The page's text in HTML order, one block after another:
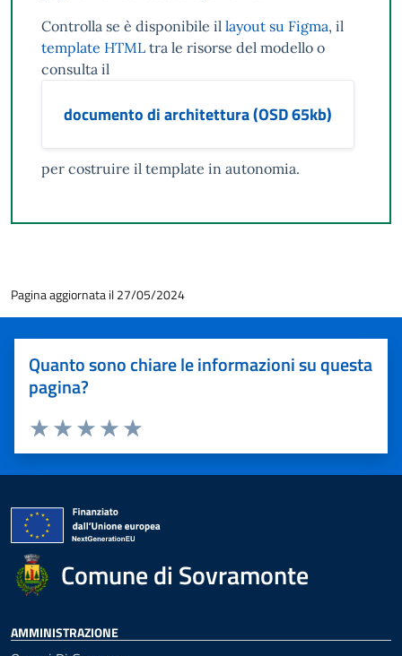
Controlla se è disponibile il layout su Figma, il
template HTML tra le risorse del modello o
consulta il
documento di architettura (OSD 65kb)
per costruire il template in autonomia.
Pagina aggiornata il 27/05/2024
Quanto sono chiare le informazioni su questa
pagina?
Valuta 5 stelle su 5
Valuta 4 stelle su 5
Valuta 3 stelle su 5
Valuta 2 stelle su 5
Valuta 1 stelle su 5
Comune di Sovramonte
AMMINISTRAZIONE